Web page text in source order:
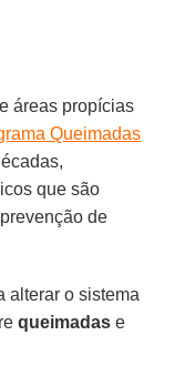
e áreas propícias
Queimadas
que são
de
alterar o sistema
queimadas e